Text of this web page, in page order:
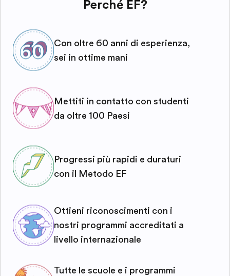
Perché EF?
Con oltre 60 anni di esperienza,
sei in ottime mani
Mettiti in contatto con studenti
da oltre 100 Paesi
Progressi più rapidi e duraturi
con il Metodo EF
Ottieni riconoscimenti con i
nostri programmi accreditati a
livello internazionale
Tutte le scuole e i programmi